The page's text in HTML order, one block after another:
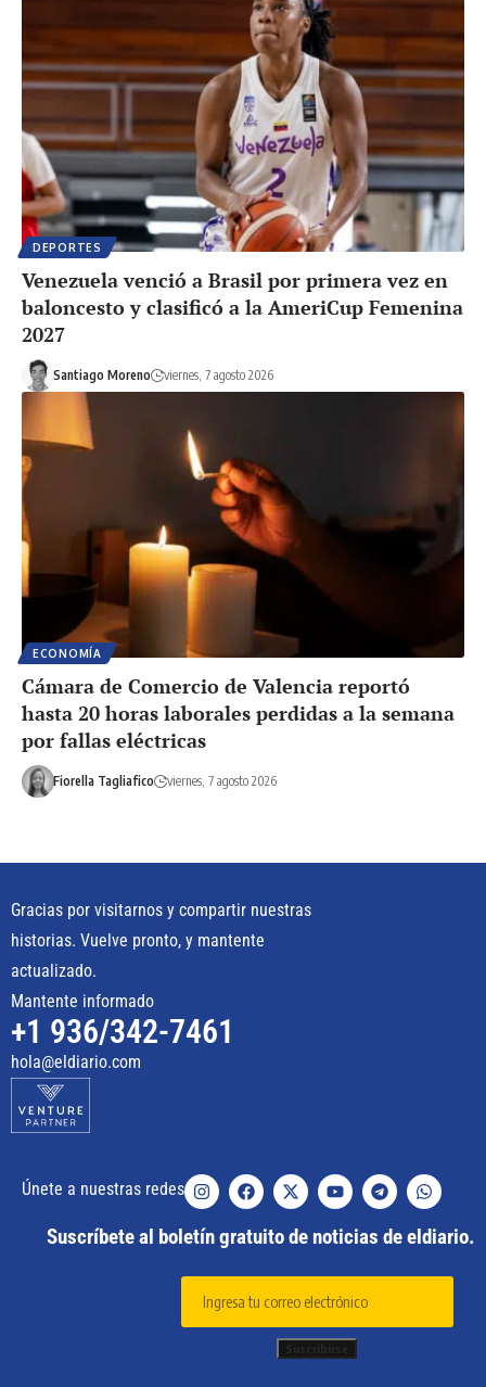
DEPORTES
Venezuela venció a Brasil por primera vez en
baloncesto y clasificó a la AmeriCup Femenina
2027
Santiago Moreno viernes, 7 agosto 2026
ECONOMÍA
Cámara de Comercio de Valencia reportó
hasta 20 horas laborales perdidas a la semana
por fallas eléctricas
Fiorella Tagliafico viernes, 7 agosto 2026
Gracias por visitarnos y compartir nuestras
historias. Vuelve pronto, y mantente
actualizado.
Mantente informado
+1 936/342-7461
hola@eldiario.com
Únete a nuestras redes
Suscríbete al boletín gratuito de noticias de eldiario.